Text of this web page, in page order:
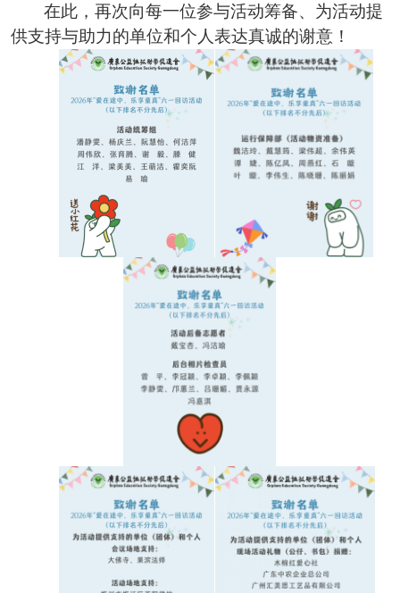
在此，再次向每一位参与活动筹备、为活动提
供支持与助力的单位和个人表达真诚的谢意！